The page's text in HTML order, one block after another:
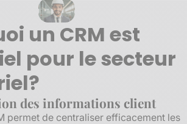
un CRM est
pour le secteur
des informations client
permet de centraliser efficacement les